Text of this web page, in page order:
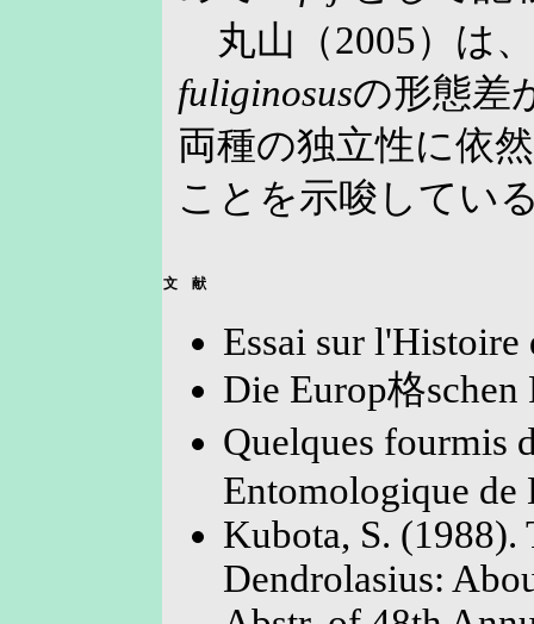
丸山（2005）は
fuliginosusの形態差
両種の独立性に依
ことを示唆してい
文 献
Essai sur l'Histoire
Die Europ格
Quelques fourmis
Entomologique de
Kubota, S.
Dendrolasius: